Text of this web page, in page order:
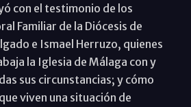
con el testimonio de los
Familiar de la Diócesis de
e Ismael Herruzo, quienes
la Iglesia de Málaga con y
sus circunstancias; y cómo
viven una situación de